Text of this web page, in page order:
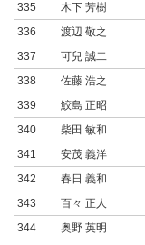
335
木下 芳樹
336
渡辺 敬之
337
可兒 誠二
338
佐藤 浩之
339
鮫島 正昭
340
柴田 敏和
341
安茂 義洋
342
春日 義和
343
百々 正人
344
奥野 英明